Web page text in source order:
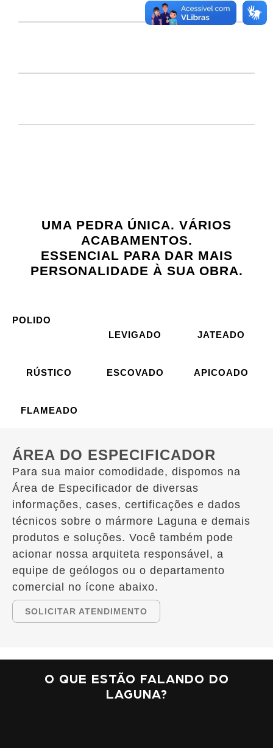
TENSÃO DE RUPTURA
UMA PEDRA ÚNICA. VÁRIOS
ACABAMENTOS.
ESSENCIAL PARA DAR MAIS
PERSONALIDADE À SUA OBRA.
POLIDO
LEVIGADO
JATEADO
RÚSTICO ESCOVADO APICOADO
FLAMEADO
ÁREA DO ESPECIFICADOR
Para sua maior comodidade, dispomos na
Área de Especificador de diversas
informações, cases, certificações e dados
técnicos sobre o mármore Laguna e demais
produtos e soluções. Você também pode
acionar nossa arquiteta responsável, a
equipe de geólogos ou o departamento
comercial no ícone abaixo.
SOLICITAR ATENDIMENTO
O QUE ESTÃO FALANDO DO
LAGUNA?